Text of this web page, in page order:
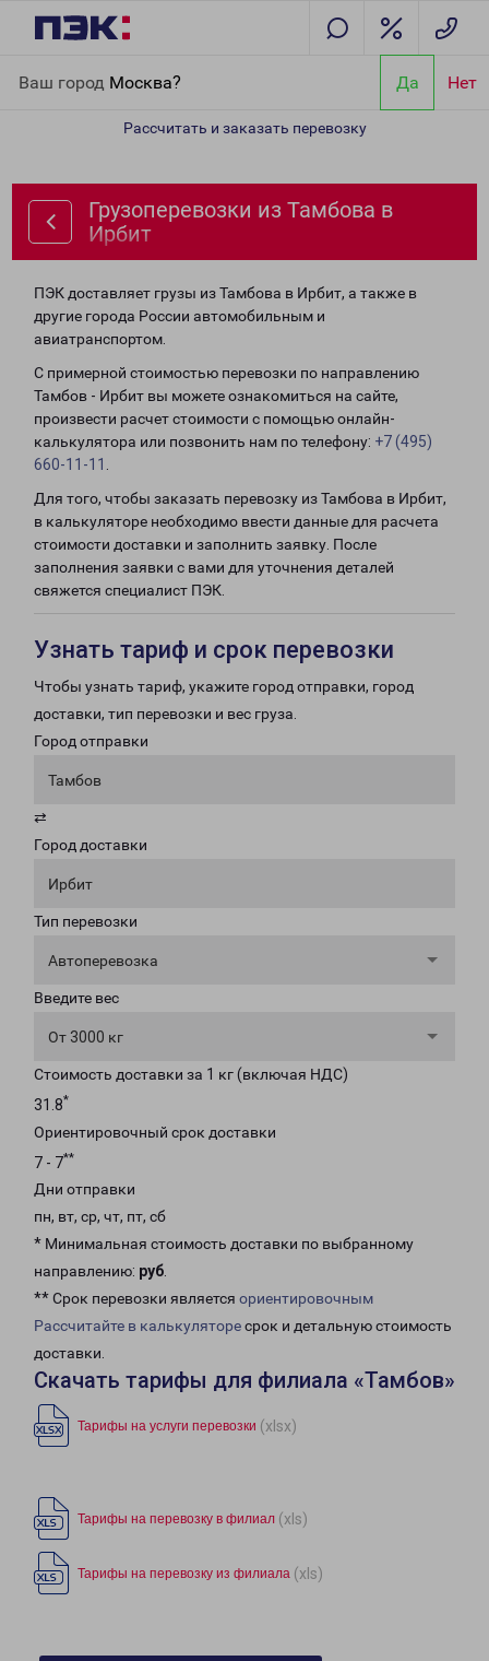
Ваш город Москва? Да Нет
Рассчитать и заказать перевозку
Грузоперевозки из Тамбова в
Ирбит
ПЭК доставляет грузы из Тамбова в Ирбит, а также в
другие города России автомобильным и
авиатранспортом.
С примерной стоимостью перевозки по направлению
Тамбов - Ирбит вы можете ознакомиться на сайте,
произвести расчет стоимости с помощью онлайн-
калькулятора или позвонить нам по телефону: +7 (495)
660-11-11
Для того, чтобы заказать перевозку из Тамбова в Ирбит,
в калькуляторе необходимо ввести данные для расчета
стоимости доставки и заполнить заявку. После
заполнения заявки с вами для уточнения деталей
свяжется специалист ПЭК.
Узнать тариф и срок перевозки
Чтобы узнать тариф, укажите город отправки, город
доставки, тип перевозки и вес груза.
Город отправки
Тамбов
⇄
Город доставки
Ирбит
Тип перевозки
Автоперевозка
Введите вес
От 3000 кг
Стоимость доставки за 1 кг (включая НДС)
31.8*
Ориентировочный срок доставки
7 - 7**
Дни отправки
пн, вт, ср, чт, пт, сб
* Минимальная стоимость доставки по выбранному
направлению: руб.
** Срок перевозки является ориентировочным
Рассчитайте в калькуляторесрок и детальную стоимость
доставки.
Скачать тарифы для филиала «Тамбов»
Тарифы на услуги перевозки (xlsx)
Тарифы на перевозку в филиал (xls)
Тарифы на перевозку из филиала (xls)